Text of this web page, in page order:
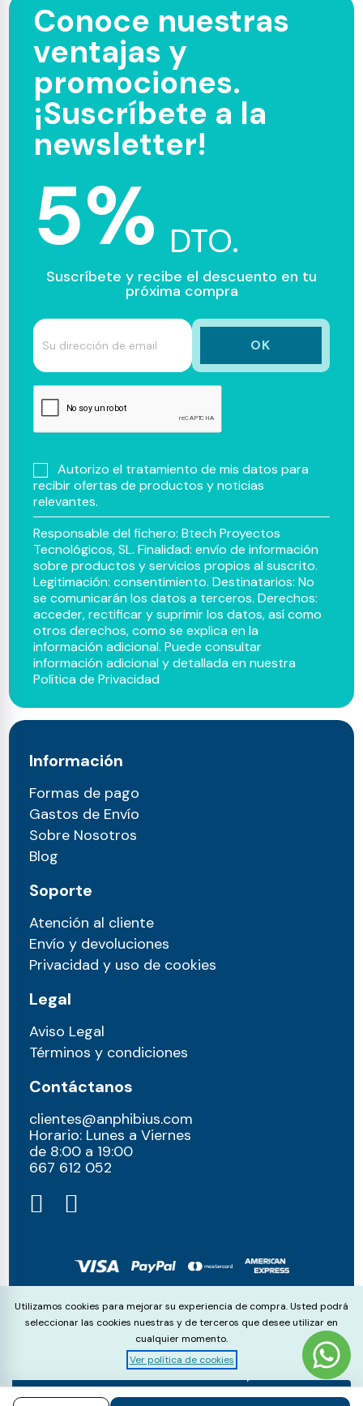
Conoce nuestras
ventajas y
promociones.
¡Suscríbete a la
newsletter!
5% DTO.
Suscríbete y recibe el descuento en tu
próxima compra
Autorizo el tratamiento de mis datos para
recibir ofertas de productos y noticias
relevantes.
Responsable del fichero: Btech Proyectos
Tecnológicos, SL. Finalidad: envío de información
sobre productos y servicios propios al suscrito.
Legitimación: consentimiento. Destinatarios: No
se comunicarán los datos a terceros. Derechos:
acceder, rectificar y suprimir los datos, así como
otros derechos, como se explica en la
información adicional. Puede consultar
información adicional y detallada en nuestra
Política de Privacidad
Información
Formas de pago
Gastos de Envío
Sobre Nosotros
Blog
Soporte
Atención al cliente
Envío y devoluciones
Privacidad y uso de cookies
Legal
Aviso Legal
Términos y condiciones
Contáctanos
clientes@anphibius.com
Horario: Lunes a Viernes
de 8:00 a 19:00
667 612 052​
© anphibius, 2026
Pago 100% seguros con:
Cookie Consent
Utilizamos cookies para mejorar su experiencia de compra. Usted podrá
seleccionar las cookies nuestras y de terceros que desee utilizar en
cualquier momento.
Ver política de cookies
Aceptar
Rechazar
Configurar